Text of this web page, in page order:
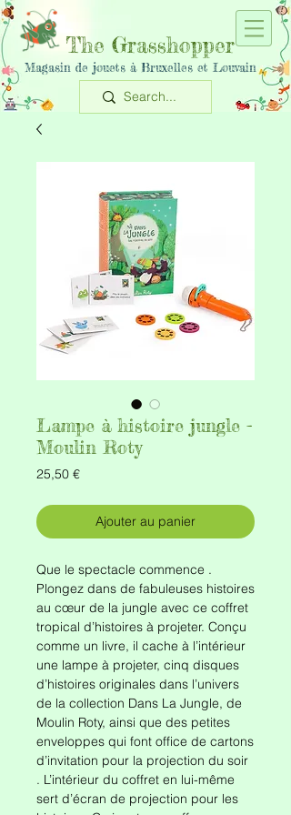
The Grasshopper
Magasin de jouets à Bruxelles et Louvain
Lampe à histoire jungle -
Moulin Roty
25,50 €Prix
Ajouter au panier
Que le spectacle commence .
Plongez dans de fabuleuses histoires
au cœur de la jungle avec ce coffret
tropical d’histoires à projeter. Conçu
comme un livre, il cache à l’intérieur
une lampe à projeter, cinq disques
d’histoires originales dans l’univers
de la collection Dans La Jungle, de
Moulin Roty, ainsi que des petites
enveloppes qui font office de cartons
d’invitation pour la projection du soir
. L’intérieur du coffret en lui-même
sert d’écran de projection pour les